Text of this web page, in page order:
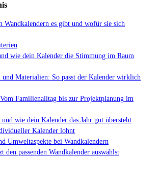
Wandkalendern es gibt und wofür sie sich
wie dein Kalender die Stimmung im Raum
und Materialien: So passt der Kalender wirklich
Familienalltag bis zur Projektplanung im
wie dein Kalender das Jahr gut übersteht
Kalender lohnt
Umweltaspekte bei Wandkalendern
den passenden Wandkalender auswählst